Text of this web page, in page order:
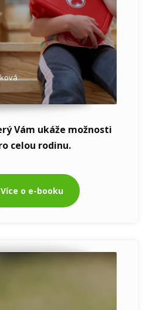
Vám ukáže možnosti
celou rodinu.
Více o e-booku